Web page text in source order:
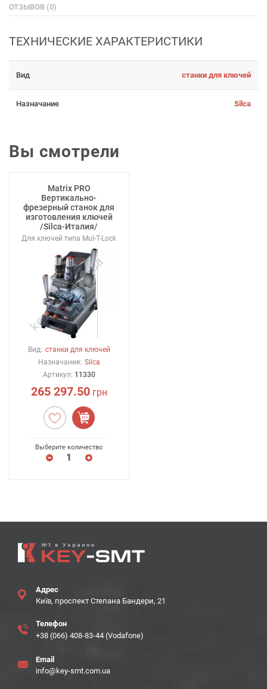
ОТЗЫВОВ (0)
ТЕХНИЧЕСКИЕ ХАРАКТЕРИСТИКИ
Вид станки для ключей
Назначание Silca
Вы смотрели
Matrix PRO
Вертикально-
фрезерный станок для
изготовления ключей
/Silca-Италия/
Для ключей типа Mul-T-Lock
Вид: станки для ключей
Назначание: Silca
Артикул: 11330
265 297.50грн
Выберите количество
Адрес
Київ, проспект Степана Бандери, 21
Телефон
+38 (066) 408-83-44 (Vodafone)
Email
info@key-smt.com.ua